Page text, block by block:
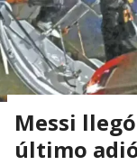
Messi
último